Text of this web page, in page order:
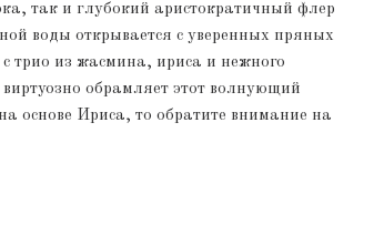
так и глубокий аристократичный флер
воды открывается с уверенных пряных
трио из жасмина, ириса и нежного
обрамляет этот волнующий
основе Ириса, то обратите внимание на